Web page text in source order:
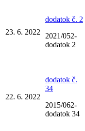
23. 6. 2022
dodatok č. 2
2021/052-
dodatok 2
22. 6. 2022
dodatok č.
34
2015/062-
dodatok 34